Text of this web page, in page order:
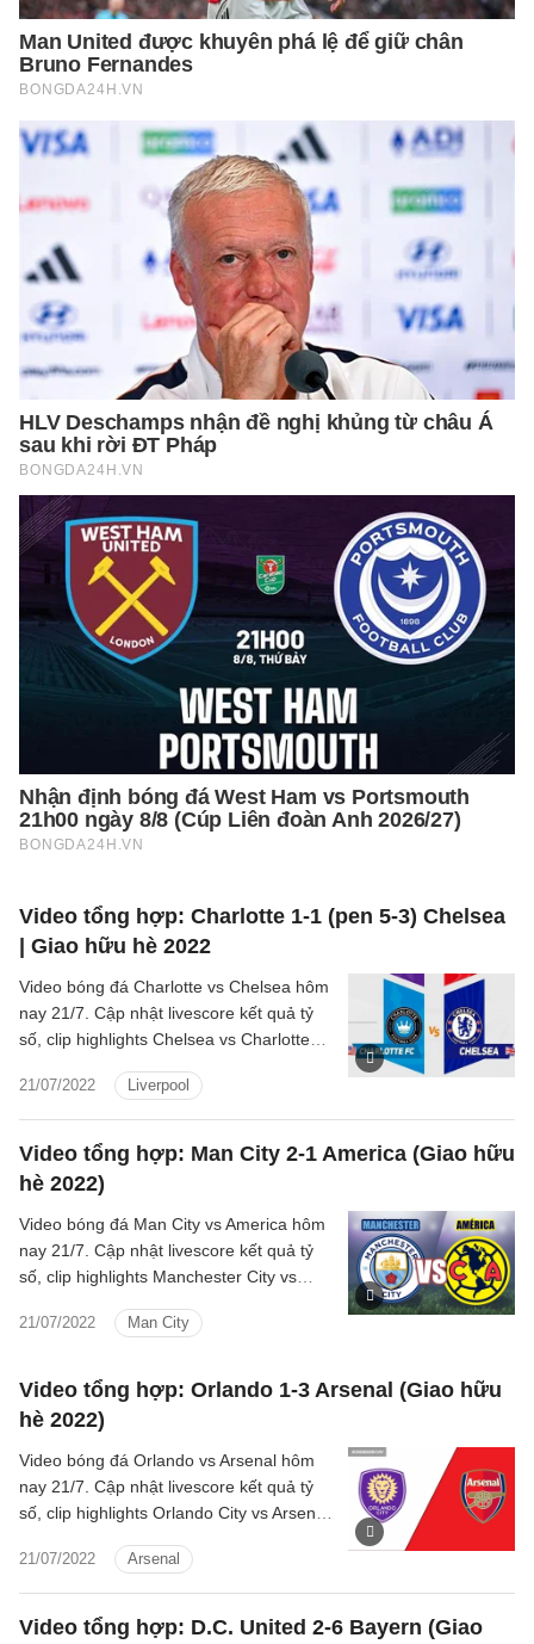
Video tổng hợp: Charlotte 1-1 (pen 5-3) Chelsea
| Giao hữu hè 2022
21/07/2022 Liverpool
Video bóng đá Charlotte vs Chelsea hôm
nay 21/7. Cập nhật livescore kết quả tỷ
số, clip highlights Chelsea vs Charlotte
Video tổng hợp: Man City 2-1 America (Giao hữu
hè 2022)
21/07/2022 Man City
Video bóng đá Man City vs America hôm
nay 21/7. Cập nhật livescore kết quả tỷ
số, clip highlights Manchester City vs
Video tổng hợp: Orlando 1-3 Arsenal (Giao hữu
hè 2022)
21/07/2022 Arsenal
Video bóng đá Orlando vs Arsenal hôm
nay 21/7. Cập nhật livescore kết quả tỷ
số, clip highlights Orlando City vs Arsenal
Video tổng hợp: D.C. United 2-6 Bayern (Giao